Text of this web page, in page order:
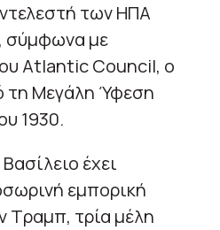
των ΗΠΑ
σύμφωνα με
Atlantic Council, ο
τη Μεγάλη Ύφεση
1930.
έχει
εμπορική
Τραμπ, τρία μέλη